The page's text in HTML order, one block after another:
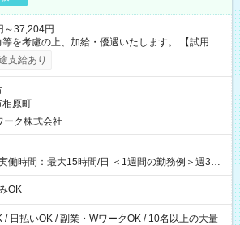
～37,204円
考慮の上、加給・優遇いたします。 【試用期
なし
支給あり
相原町
ーク株式会社
働時間：最大15時間/日 ＜1週間の勤務例＞週3回
金 休み：火・木・土・日 好きな時にお仕事
OK
/ 日払いOK / 副業・WワークOK / 10名以上の大量